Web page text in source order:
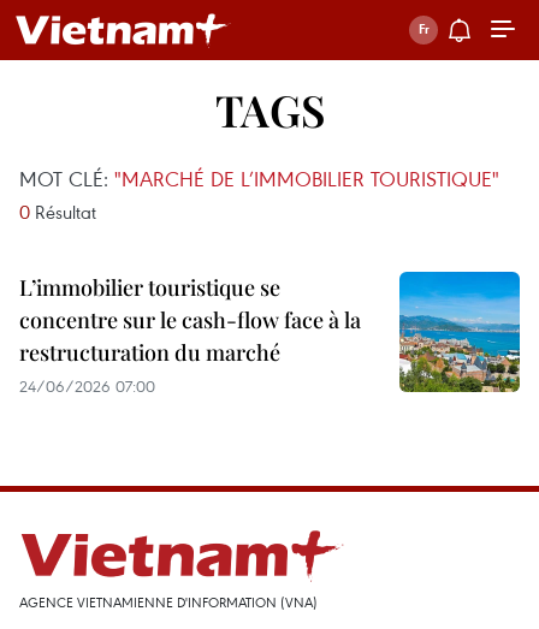
TAGS
MOT CLÉ: "MARCHÉ DE L’IMMOBILIER TOURISTIQUE"
0 Résultat
L’immobilier touristique se
concentre sur le cash-flow face à la
restructuration du marché
24/06/2026 07:00
AGENCE VIETNAMIENNE D'INFORMATION (VNA)